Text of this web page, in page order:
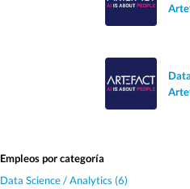
Empleos por categoría
Data Science / Analytics (6)